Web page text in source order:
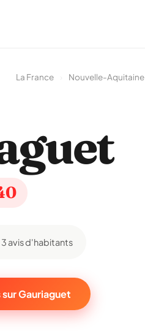
La France Nouvelle-Aquitaine
3 avis d'habitants
Gauriaguet